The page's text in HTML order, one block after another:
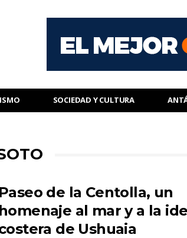
SOCIEDAD Y CULTURA
Paseo de la Centolla, un
homenaje al mar y a la
de Ushuaia